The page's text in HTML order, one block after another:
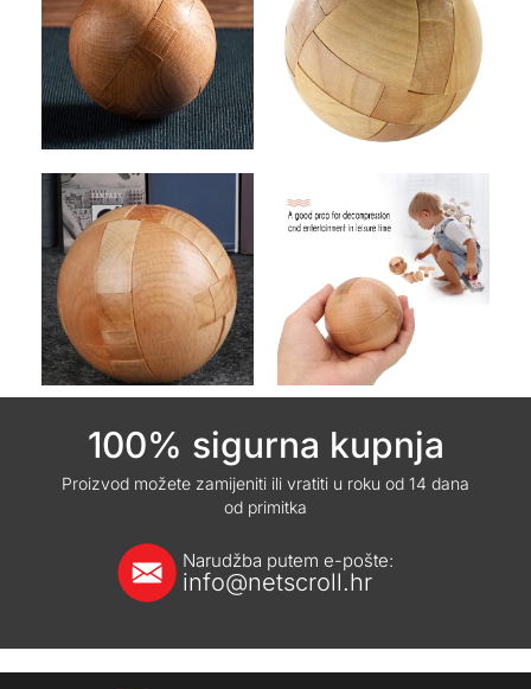
100% sigurna kupnja
Proizvod možete zamijeniti ili vratiti u roku od 14 dana
od primitka
Narudžba putem e-pošte:
info@netscroll.hr